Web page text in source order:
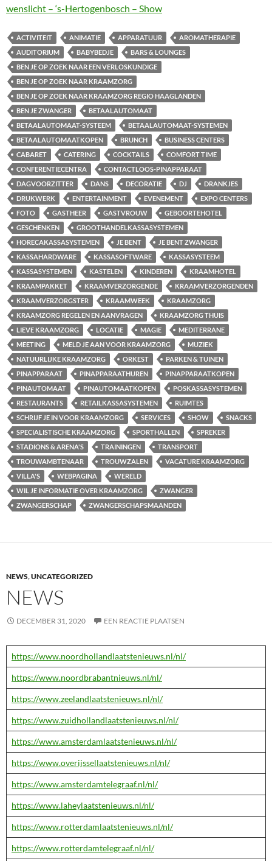
wenslicht – ‘s-Hertogenbosch – Show
ACTIVITEIT ANIMATIE APPARATUUR
AROMATHERAPIE
AUDITORIUM
BABYBEDJE
BARS & LOUNGES
BEN JE OP ZOEK NAAR EEN VERLOSKUNDIGE
BEN JE OP ZOEK NAAR KRAAMZORG
BEN JE OP ZOEK NAAR KRAAMZORG REGIO HAAGLANDEN
BEN JE ZWANGER
BETAALAUTOMAAT
BETAALAUTOMAAT-SYSTEEM
BETAALAUTOMAAT-SYSTEMEN
BETAALAUTOMAATKOPEN
BRUNCH
BUSINESS CENTERS
CABARET
CATERING COCKTAILS
COMFORT TIME
CONFERENTIECENTRA
CONTACTLOOS-PINAPPARAAT
DAGVOORZITTER
DANS DECORATIE DJ
DRANKJES
DRUKWERK
ENTERTAINMENT EVENEMENT
EXPO CENTERS
FOTO
GASTHEER GASTVROUW
GEBOORTEHOTEL
GESCHENKEN
GROOTHANDELKASSASYSTEMEN
HORECAKASSASYSTEMEN
JE BENT
JE BENT ZWANGER
KASSAHARDWARE
KASSASOFTWARE
KASSASYSTEEM
KASSASYSTEMEN
KASTELEN KINDEREN
KRAAMHOTEL
KRAAMPAKKET
KRAAMVERZORGENDE
KRAAMVERZORGENDEN
KRAAMVERZORGSTER
KRAAMWEEK
KRAAMZORG
KRAAMZORG REGELEN EN AANVRAGEN
KRAAMZORG THUIS
LIEVE KRAAMZORG
LOCATIE MAGIE
MEDITERRANE
MEETING
MELD JE AAN VOOR KRAAMZORG
MUZIEK
NATUURLIJKE KRAAMZORG
ORKEST
PARKEN & TUINEN
PINAPPARAAT
PINAPPARAATHUREN
PINAPPARAATKOPEN
PINAUTOMAAT
PINAUTOMAATKOPEN
POSKASSASYSTEMEN
RESTAURANTS
RETAILKASSASYSTEMEN
RUIMTES
SCHRIJF JE IN VOOR KRAAMZORG
SERVICES SHOW
SNACKS
SPECIALISTISCHE KRAAMZORG
SPORTHALLEN
SPREKER
STADIONS & ARENA'S
TRAININGEN
TRANSPORT
TROUWAMBTENAAR
TROUWZALEN
VACATURE KRAAMZORG
VILLA'S
WEBPAGINA
WERELD
WIL JE INFORMATIE OVER KRAAMZORG
ZWANGER
ZWANGERSCHAP
ZWANGERSCHAPSMAANDEN
NEWS,UNCATEGORIZED
NEWS
DECEMBER 31, 2020 EEN REACTIE PLAATSEN
https://www.noordhollandlaatstenieuws.nl/nl/
https://www.noordbrabantnieuws.nl/nl/
https://www.zeelandlaatstenieuws.nl/nl/
https://www.zuidhollandlaatstenieuws.nl/nl/
https://www.amsterdamlaatstenieuws.nl/nl/
https://www.overijssellaatstenieuws.nl/nl/
https://www.amsterdamtelegraaf.nl/nl/
https://www.laheylaatstenieuws.nl/nl/
https://www.rotterdamlaatstenieuws.nl/nl/
https://www.rotterdamtelegraaf.nl/nl/